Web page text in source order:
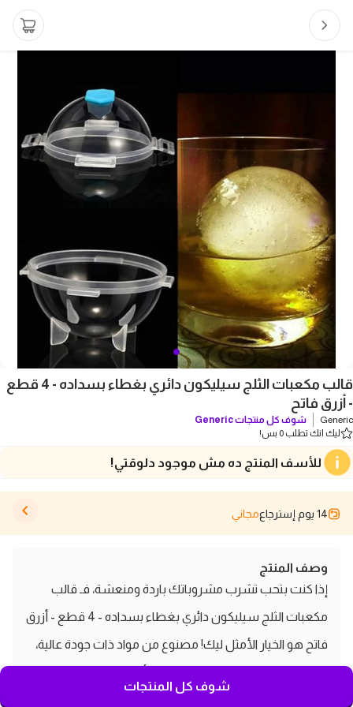
قالب مكعبات الثلج سيليكون دائري بغطاء بسداده - 4 قطع
- أزرق فاتح
Generic شوف كل منتجاتGeneric
ليك انك تطلب 0 بس!
للأسف المنتج ده مش موجود دلوقتي!
14 يوم إسترجاع مجاني
وصف المنتج
إذا كنت بتحب تشرب مشروباتك باردة ومنعشة، فـ قالب
مكعبات الثلج سيليكون دائري بغطاء بسداده - 4 قطع - أزرق
فاتح هو الخيار الأمثل ليك! مصنوع من مواد ذات جودة عالية،
شوف كل المنتجات